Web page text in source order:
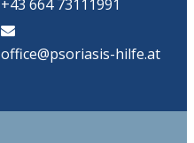
+43 664 73111991
office@psoriasis-hilfe.at